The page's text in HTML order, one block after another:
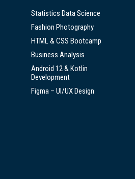
Statistics Data Science
Fashion Photography
HTML & CSS Bootcamp
Business Analysis
Android 12 & Kotlin
Development
Figma – UI/UX Design